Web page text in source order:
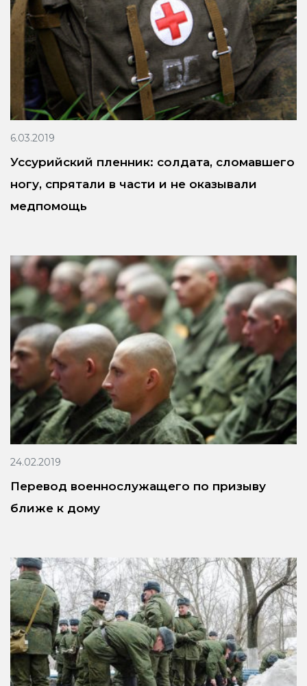
6.03.2019
Уссурийский пленник: солдата, сломавшего
ногу, спрятали в части и не оказывали
медпомощь
24.02.2019
Перевод военнослужащего по призыву
ближе к дому